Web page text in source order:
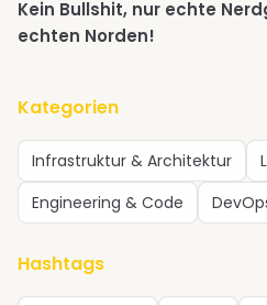
Kein Bullshit, nur echte
echten Norden!
Kategorien
Infrastruktur & Architektur
Engineering & Code
Hashtags